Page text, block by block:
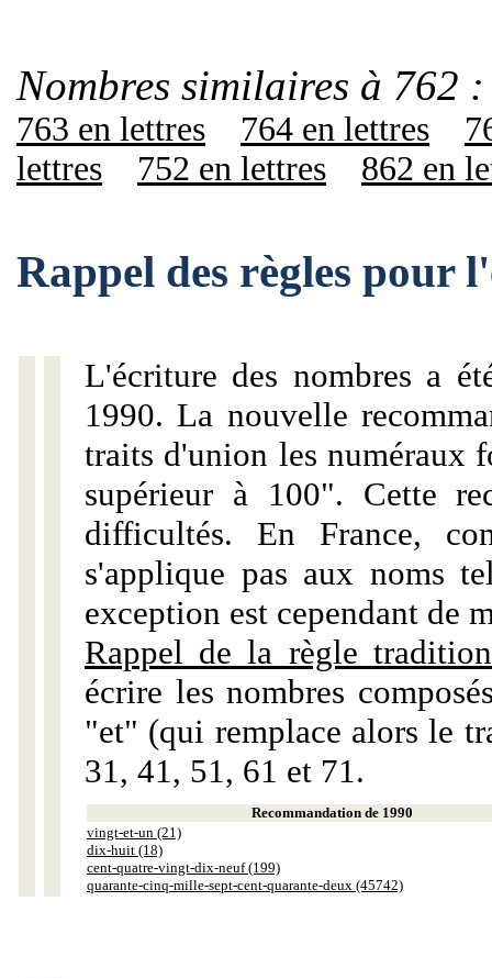
Nombres similaires à 762 :
763 en lettres 764 en lettres
lettres
752 en lettres 862 en
Rappel des règles pour
L'écriture des nombres a
1990. La nouvelle
traits d'union les numéraux
supérieur à 100". Cette
difficultés. En France,
s'applique pas aux noms
exception est cependant de
Rappel de la règle
écrire les nombres
"et" (qui remplace alors le
31, 41, 51, 61 et 71.
Recommandation de 1990
vingt-et-un (21)
dix-huit (18)
cent-quatre-vingt-dix-neuf (199)
quarante-cinq-mille-sept-cent-quarante-deux (45742)